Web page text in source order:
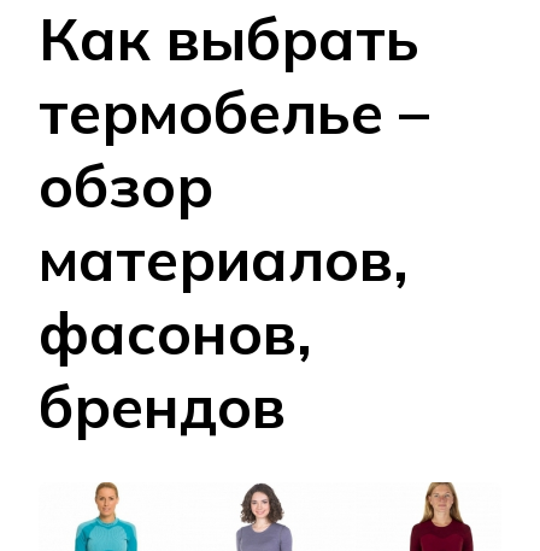
Как выбрать
термобелье –
обзор
материалов,
фасонов,
брендов